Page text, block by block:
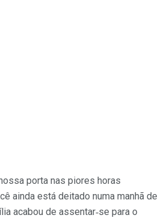
porta nas piores horas
ainda está deitado numa manhã de
acabou de assentar‑se para o